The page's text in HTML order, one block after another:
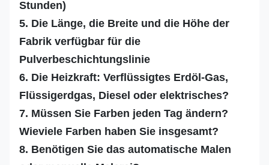
Stunden)
5. Die Länge, die Breite und die Höhe der
Fabrik verfügbar für die
Pulverbeschichtungslinie
6. Die Heizkraft: Verflüssigtes Erdöl-Gas,
Flüssigerdgas, Diesel oder elektrisches?
7. Müssen Sie Farben jeden Tag ändern?
Wieviele Farben haben Sie insgesamt?
8. Benötigen Sie das automatische Malen